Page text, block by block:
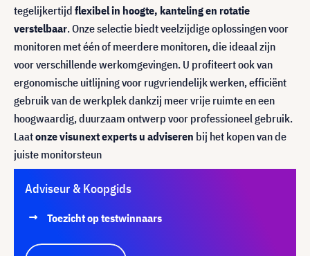
tegelijkertijd flexibel in hoogte, kanteling en rotatie
verstelbaar. Onze selectie biedt veelzijdige oplossingen voor
monitoren met één of meerdere monitoren, die ideaal zijn
voor verschillende werkomgevingen. U profiteert ook van
ergonomische uitlijning voor rugvriendelijk werken, efficiënt
gebruik van de werkplek dankzij meer vrije ruimte en een
hoogwaardig, duurzaam ontwerp voor professioneel gebruik.
Laatonze visunext experts u adviseren bij het kopen van de
juiste monitorsteun
Adviseur & Koopgids
Toezicht op testwinnaars